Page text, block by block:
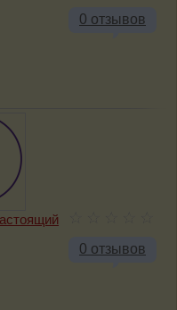
0 отзывов
0 отзывов